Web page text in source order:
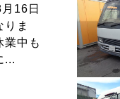
16日
りま
業中も
...